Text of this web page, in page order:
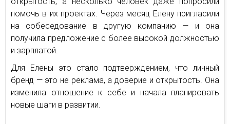
помочь в их проектах. Через месяц Елену пригласили
на собеседование в другую компанию — и она
получила предложение с более высокой должностью
и зарплатой.
Для Елены это стало подтверждением, что личный
бренд — это не реклама, а доверие и открытость. Она
изменила отношение к себе и начала планировать
новые шаги в развитии.